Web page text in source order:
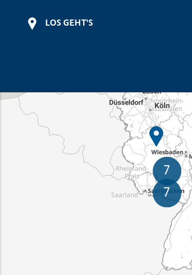
LOS GEHT'S